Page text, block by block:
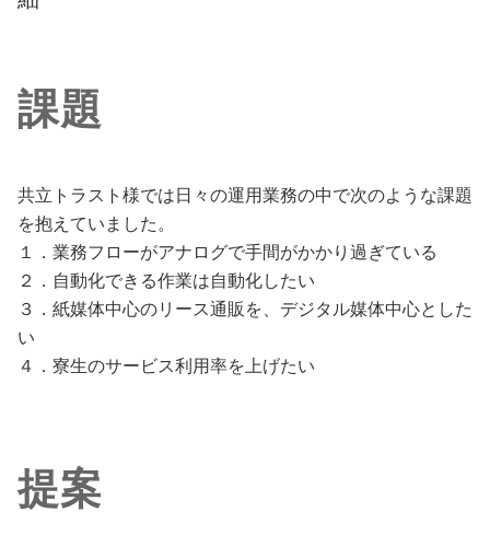
課題
共立トラスト様では日々の運用業務の中で次のような課題
を抱えていました。
１．業務フローがアナログで手間がかかり過ぎている
２．自動化できる作業は自動化したい
３．紙媒体中心のリース通販を、デジタル媒体中心とした
い
４．寮生のサービス利用率を上げたい
提案